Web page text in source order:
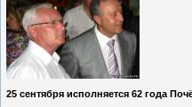
25 сентября исполняется 62 года